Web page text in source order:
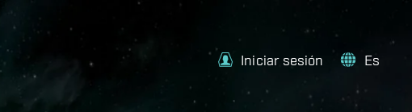
Iniciar sesión Es